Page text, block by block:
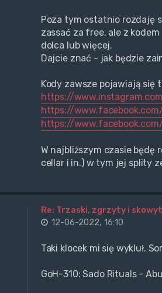
Poza tym ostatnio rozdaję
zassać za free, ale z
dolca lub więcej.
Dajcie znać - jak będzie
Kody zawsze pojawiają się
https://
https://
https://www.facebook.com/
W najbliższym czasie będę
cellar i in.) w tym jej splity
Re: Trzaski, zgrzyty i
12-06-2022, 16:10
Taki klocek mi się wykluł.
GoH-310: Sado Rituals -